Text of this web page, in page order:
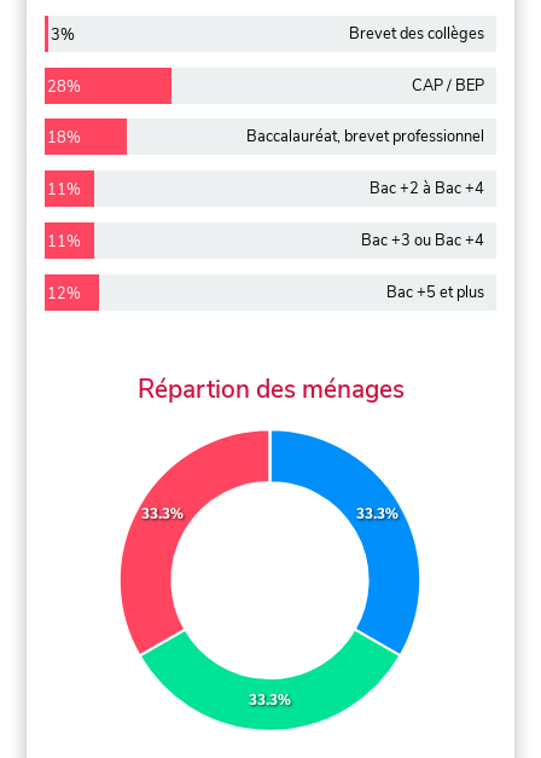
3% Brevet des collèges
28% CAP / BEP
18% Baccalauréat, brevet professionnel
11% Bac +2 à Bac +4
11% Bac +3 ou Bac +4
12% Bac +5 et plus
Répartion des ménages
33.3%
33.3%
33.3%